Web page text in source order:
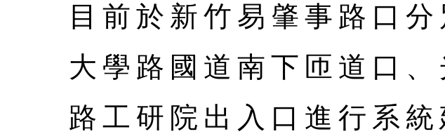
目前於新竹易肇事路口
大學路國道南下匝道口
路工研院出入口進行系